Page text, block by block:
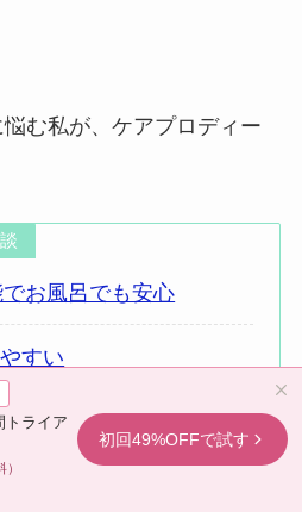
む私が、ケアプロディー
お風呂でも安心
すい
ルツルに
トライア
初回49%OFFで試す